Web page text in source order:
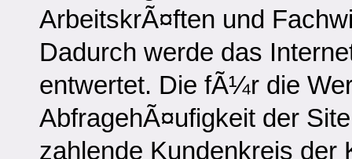
ArbeitskrÃ¤ften und
Dadurch werde das
entwertet. Die fÃ¼r die
AbfragehÃ¤ufigkeit der
zahlende Kundenkreis der